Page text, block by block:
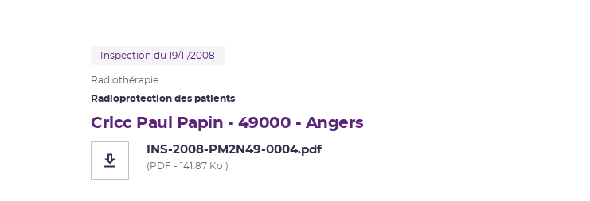
Inspection du 19/11/2008
Radiothérapie
Radioprotection des patients
Crlcc Paul Papin - 49000 - Angers
INS-2008-PM2N49-0004.pdf
(PDF - 141.87 Ko )